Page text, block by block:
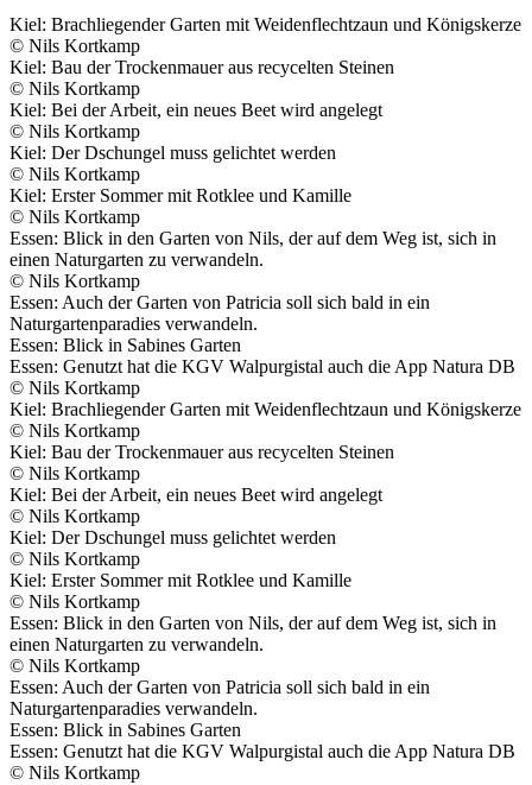
Kiel: Brachliegender Garten mit Weidenflechtzaun und Königskerze
© Nils Kortkamp
Kiel: Bau der Trockenmauer aus recycelten Steinen
© Nils Kortkamp
Kiel: Bei der Arbeit, ein neues Beet wird angelegt
© Nils Kortkamp
Kiel: Der Dschungel muss gelichtet werden
© Nils Kortkamp
Kiel: Erster Sommer mit Rotklee und Kamille
© Nils Kortkamp
Essen: Blick in den Garten von Nils, der auf dem Weg ist, sich in
einen Naturgarten zu verwandeln.
© Nils Kortkamp
Essen: Auch der Garten von Patricia soll sich bald in ein
Naturgartenparadies verwandeln.
Essen: Blick in Sabines Garten
Essen: Genutzt hat die KGV Walpurgistal auch die App Natura DB
© Nils Kortkamp
Kiel: Brachliegender Garten mit Weidenflechtzaun und Königskerze
© Nils Kortkamp
Kiel: Bau der Trockenmauer aus recycelten Steinen
© Nils Kortkamp
Kiel: Bei der Arbeit, ein neues Beet wird angelegt
© Nils Kortkamp
Kiel: Der Dschungel muss gelichtet werden
© Nils Kortkamp
Kiel: Erster Sommer mit Rotklee und Kamille
© Nils Kortkamp
Essen: Blick in den Garten von Nils, der auf dem Weg ist, sich in
einen Naturgarten zu verwandeln.
© Nils Kortkamp
Essen: Auch der Garten von Patricia soll sich bald in ein
Naturgartenparadies verwandeln.
Essen: Blick in Sabines Garten
Essen: Genutzt hat die KGV Walpurgistal auch die App Natura DB
© Nils Kortkamp